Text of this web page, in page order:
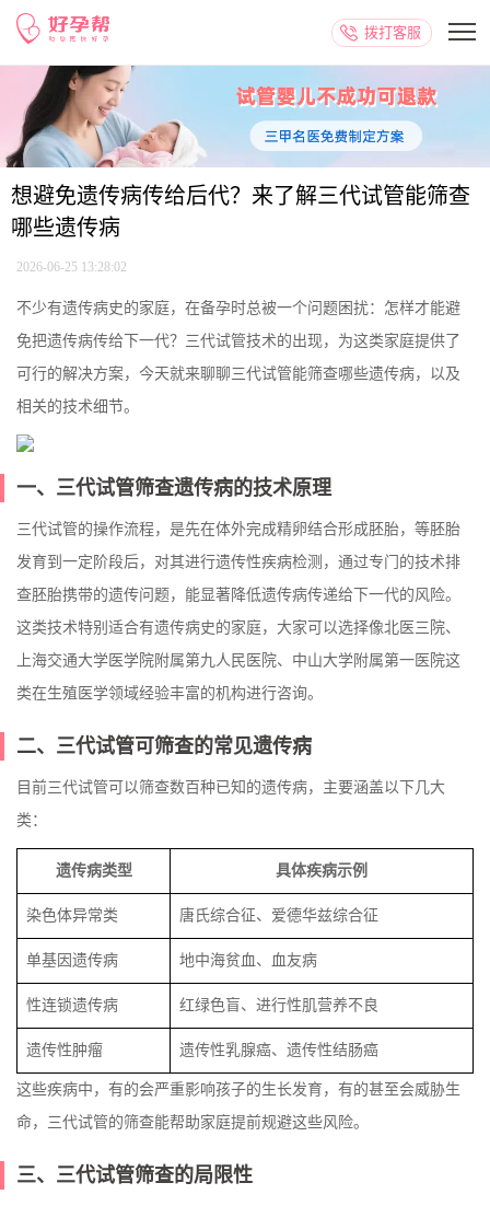
拨打客服
想避免遗传病传给后代？来了解三代试管能筛查
哪些遗传病
2026-06-25 13:28:02
不少有遗传病史的家庭，在备孕时总被一个问题困扰：怎样才能避
免把遗传病传给下一代？三代试管技术的出现，为这类家庭提供了
可行的解决方案，今天就来聊聊三代试管能筛查哪些遗传病，以及
相关的技术细节。
一、三代试管筛查遗传病的技术原理
三代试管的操作流程，是先在体外完成精卵结合形成胚胎，等胚胎
发育到一定阶段后，对其进行遗传性疾病检测，通过专门的技术排
查胚胎携带的遗传问题，能显著降低遗传病传递给下一代的风险。
这类技术特别适合有遗传病史的家庭，大家可以选择像北医三院、
上海交通大学医学院附属第九人民医院、中山大学附属第一医院这
类在生殖医学领域经验丰富的机构进行咨询。
二、三代试管可筛查的常见遗传病
目前三代试管可以筛查数百种已知的遗传病，主要涵盖以下几大
类：
遗传病类型 具体疾病示例
染色体异常类 唐氏综合征、爱德华兹综合征
单基因遗传病 地中海贫血、血友病
性连锁遗传病 红绿色盲、进行性肌营养不良
遗传性肿瘤 遗传性乳腺癌、遗传性结肠癌
这些疾病中，有的会严重影响孩子的生长发育，有的甚至会威胁生
命，三代试管的筛查能帮助家庭提前规避这些风险。
三、三代试管筛查的局限性